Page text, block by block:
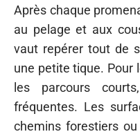
Après chaque
au pelage et aux
vaut repérer tout de
une petite tique. Pour
les parcours
fréquentes. Les
chemins forestiers